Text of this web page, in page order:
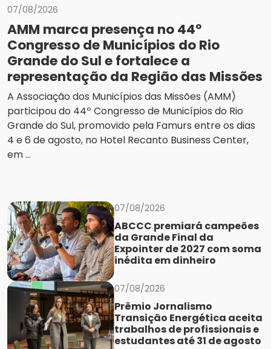
07/08/2026
AMM marca presença no 44º
Congresso de Municípios do Rio
Grande do Sul e fortalece a
representação da Região das Missões
A Associação dos Municípios das Missões (AMM)
participou do 44º Congresso de Municípios do Rio
Grande do Sul, promovido pela Famurs entre os dias
4 e 6 de agosto, no Hotel Recanto Business Center,
em ...
07/08/2026
ABCCC premiará campeões
da Grande Final da
Expointer de 2027 com soma
inédita em dinheiro
07/08/2026
Prêmio Jornalismo
Transição Energética aceita
trabalhos de profissionais e
estudantes até 31 de agosto